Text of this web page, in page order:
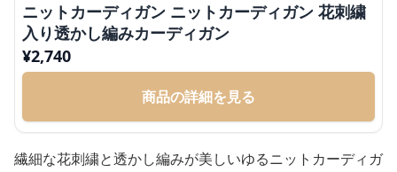
ニットカーディガン ニットカーディガン 花刺繍
入り透かし編みカーディガン
¥2,740
商品の詳細を見る
繊細な花刺繍と透かし編みが美しいゆるニットカーディガ